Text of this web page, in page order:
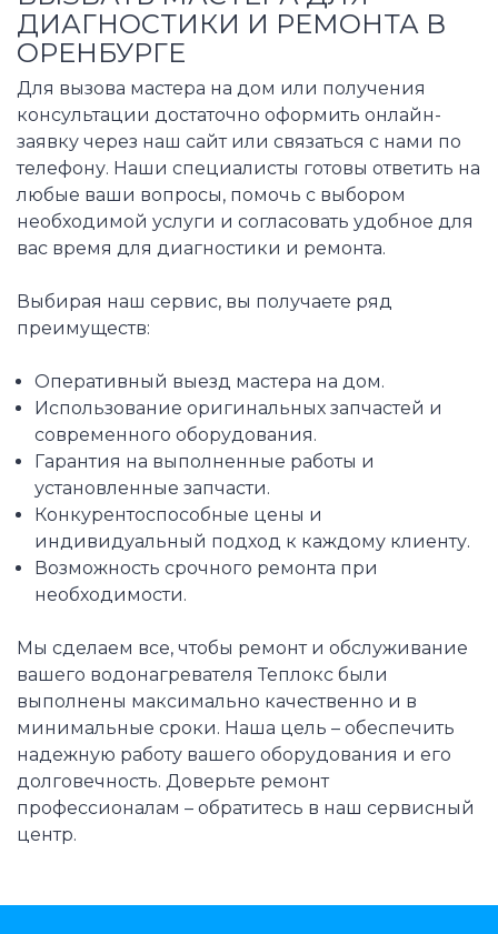
ДИАГНОСТИКИ И РЕМОНТА В
ОРЕНБУРГЕ
Для вызова мастера на дом или получения
консультации достаточно оформить онлайн-
заявку через наш сайт или связаться с нами по
телефону. Наши специалисты готовы ответить на
любые ваши вопросы, помочь с выбором
необходимой услуги и согласовать удобное для
вас время для диагностики и ремонта.
Выбирая наш сервис, вы получаете ряд
преимуществ:
Оперативный выезд мастера на дом.
Использование оригинальных запчастей и
современного оборудования.
Гарантия на выполненные работы и
установленные запчасти.
Конкурентоспособные цены и
индивидуальный подход к каждому клиенту.
Возможность срочного ремонта при
необходимости.
Мы сделаем все, чтобы ремонт и обслуживание
вашего водонагревателя Теплокс были
выполнены максимально качественно и в
минимальные сроки. Наша цель – обеспечить
надежную работу вашего оборудования и его
долговечность. Доверьте ремонт
профессионалам – обратитесь в наш сервисный
центр.